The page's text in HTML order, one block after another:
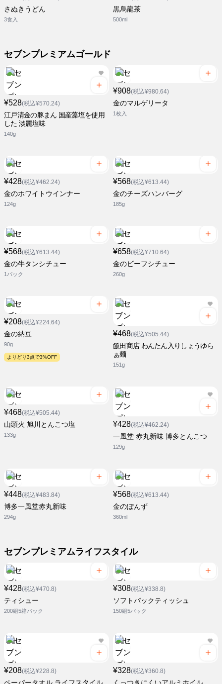
さぬきうどん
3食入
黒烏龍茶
500ml
セブンプレミアムゴールド
¥528(税込¥570.24)
江戸清金の豚まん 国産藻塩を使用
した 淡麗塩味
140g
¥908(税込¥980.64)
金のマルゲリータ
1枚入
¥428(税込¥462.24)
金のホワイトウインナー
124g
¥568(税込¥613.44)
金のチーズハンバーグ
185g
¥568(税込¥613.44)
金の牛タンシチュー
1パック
¥658(税込¥710.64)
金のビーフシチュー
260g
¥208(税込¥224.64)
金の納豆
90g
よりどり3点で3%OFF
¥468(税込¥505.44)
飯田商店 わんたん入りしょうゆら
ぁ麺
151g
¥468(税込¥505.44)
山頭火 旭川とんこつ塩
133g
¥428(税込¥462.24)
一風堂 赤丸新味 博多とんこつ
129g
¥448(税込¥483.84)
博多一風堂赤丸新味
294g
¥568(税込¥613.44)
金のぽんず
360ml
セブンプレミアムライフスタイル
¥428(税込¥470.8)
ティシュー
200組5箱パック
¥308(税込¥338.8)
ソフトパックティッシュ
150組5パック
¥208(税込¥228.8) ¥328(税込¥360.8)